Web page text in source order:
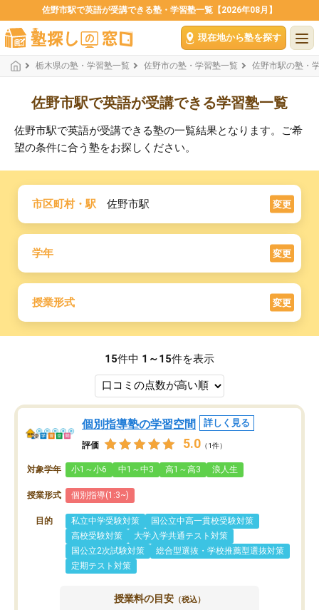
佐野市駅で英語が受講できる塾・学習塾一覧【2026年08月】
現在地から塾を探す
栃木県の塾・学習塾一覧 佐野市の塾・学習塾一覧 佐野市駅の塾・
佐野市駅で英語が受講できる学習塾一覧
佐野市駅で英語が受講できる塾の一覧結果となります。ご希
望の条件に合う塾をお探しください。
市区町村・駅 佐野市駅 変更
学年 変更
授業形式 変更
15件中 1～15件を表示
個別指導塾の学習空間 詳しく見る
評価 5.0 （1件）
対象学年 小1～小6 中1～中3 高1～高3 浪人生
授業形式 個別指導(1:3~)
目的 私立中学受験対策
国公立中高一貫校受験対策
高校受験対策
大学入学共通テスト対策
国公立2次試験対策
総合型選抜・学校推薦型選抜対策
定期テスト対策
授業料の目安 （税込）